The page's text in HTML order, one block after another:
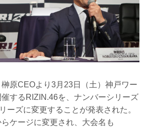
原CEOより3月23日（土）神戸ワー
するRIZIN.46を、ナンバーシリーズ
ーズに変更することが発表された。
ケージに変更され、大会名も